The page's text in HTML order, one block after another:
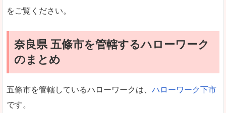
をご覧ください。
奈良県 五條市を管轄するハローワーク
のまとめ
五條市を管轄しているハローワークは、 ハローワーク下市
です。